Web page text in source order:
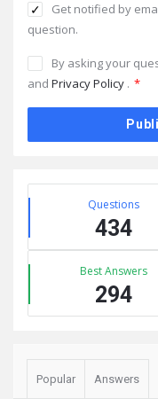
Get notified by
question.
By asking your
and Privacy Policy . *
Sidebar
Stats Questions
434
Best Answers
294
Popular Answers